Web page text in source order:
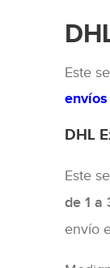
Este
DHL
Este
de 1 a
envío